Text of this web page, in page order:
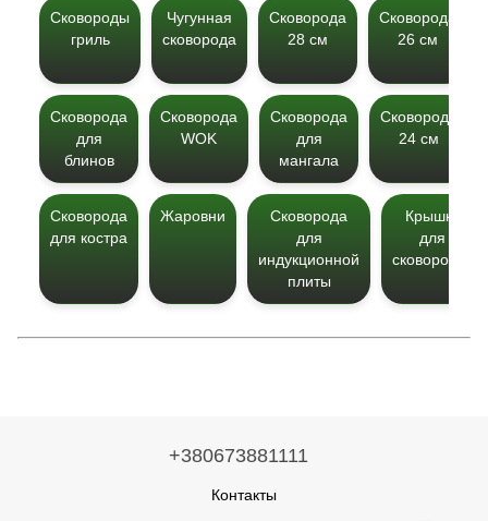
Сковороды
гриль
Чугунная
сковорода
Сковорода
28 см
Сковорода
26 см
Сковорода
для
блинов
Сковорода
WOK
Сковорода
для
мангала
Сковорода
24 см
Сковорода
для костра
Жаровни
Сковорода
для
индукционной
плиты
Крышки
для
сковородок
+380673881111
Контакты